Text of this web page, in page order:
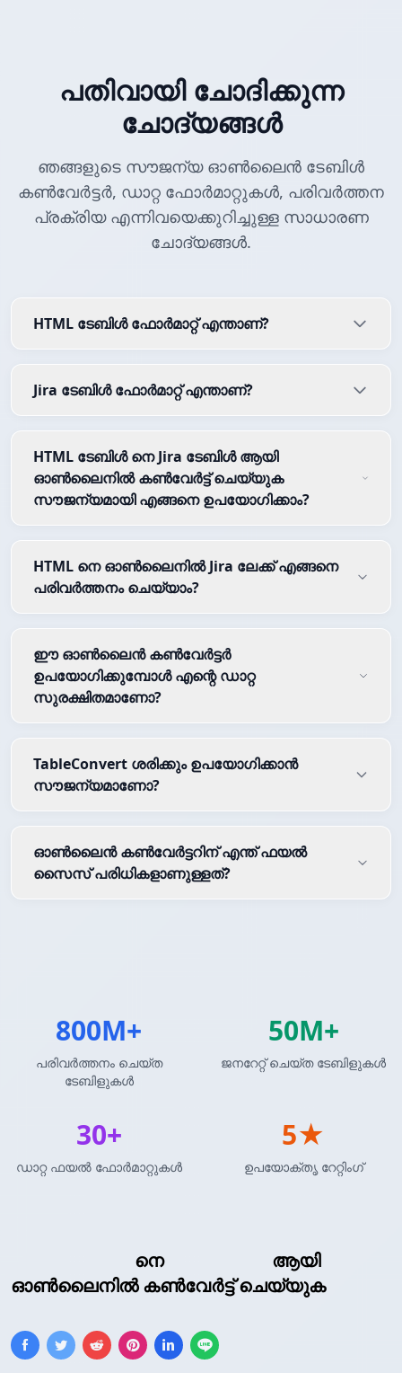
നെ
ആയി
ഓൺലൈനിൽ കൺവേർട്ട് ചെയ്യുക
പതിവായി ചോദിക്കുന്ന
ചോദ്യങ്ങൾ
ഞങ്ങളുടെ സൗജന്യ ഓൺലൈൻ ടേബിൾ
കൺവേർട്ടർ, ഡാറ്റ ഫോർമാറ്റുകൾ, പരിവർത്തന
പ്രക്രിയ എന്നിവയെക്കുറിച്ചുള്ള സാധാരണ
ചോദ്യങ്ങൾ.
HTML ടേബിൾ ഫോർമാറ്റ് എന്താണ്?
Jira ടേബിൾ ഫോർമാറ്റ് എന്താണ്?
HTML ടേബിൾ നെ Jira ടേബിൾ ആയി
ഓൺലൈനിൽ കൺവേർട്ട് ചെയ്യുക
സൗജന്യമായി എങ്ങനെ ഉപയോഗിക്കാം?
HTML നെ ഓൺലൈനിൽ Jira ലേക്ക് എങ്ങനെ
പരിവർത്തനം ചെയ്യാം?
ഈ ഓൺലൈൻ കൺവേർട്ടർ
ഉപയോഗിക്കുമ്പോൾ എന്റെ ഡാറ്റ
സുരക്ഷിതമാണോ?
TableConvert ശരിക്കും ഉപയോഗിക്കാൻ
സൗജന്യമാണോ?
ഓൺലൈൻ കൺവേർട്ടറിന് എന്ത് ഫയൽ
സൈസ് പരിധികളാണുള്ളത്?
800M+
പരിവർത്തനം ചെയ്ത
ടേബിളുകൾ
50M+
ജനറേറ്റ് ചെയ്ത ടേബിളുകൾ
30+
ഡാറ്റ ഫയൽ ഫോർമാറ്റുകൾ
5★
ഉപയോക്തൃ റേറ്റിംഗ്